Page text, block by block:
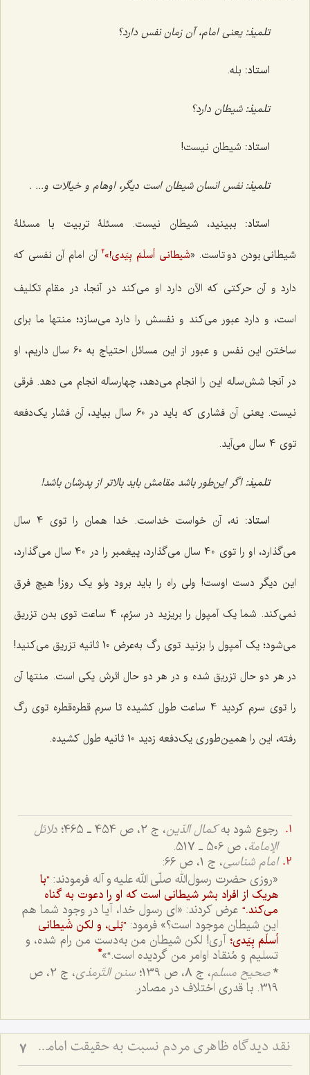
تلمیذ:یعنی امام، آن زمان نفس دارد؟
استاد: بله.
تلمیذ:شیطان دارد؟
استاد: شیطان نیست!
تلمیذ:نفس انسان شیطان است دیگر، اوهام و خیالات و... .
استاد: ببینید، شیطان نیست. مسئلۀ تربیت با مسئلۀ
شیطانی بودن دو تاست. «شَیطانی أسلَمَ بِیَدی!»2آن امام آن نفسی که
دارد و آن حرکتی که الآن دارد او می‌کند در آنجا، در مقام تکلیف
است، و دارد عبور می‌کند و نفسش را دارد می‌سازد؛ منتها ما برای
ساختن این نفس و عبور از این مسائل احتیاج به 60 سال داریم، او
در آنجا شش‌ساله این را انجام می‌دهد، چهارساله انجام می دهد. فرقی
نیست. یعنی آن فشاری که باید در 60 سال بیاید، آن فشار یک‌دفعه
توی 4 سال می‌آید.
تلمیذ:اگر این‌طور باشد مقامش باید بالاتر از پدرشان باشد!
استاد:
نه، آن خواست خداست. خدا همان را توی 4 سال
می‌گذارد، او را توی 40 سال می‌گذارد، پیغمبر را در 40 سال می‌گذارد،
این دیگر دست اوست! ولی راه را باید برود ولو یک روز! هیچ فرق
نمی‌کند. شما یک آمپول را بریزید در سرُم، 4 ساعت توی بدن تزریق
می‌شود؛ یک آمپول را بزنید توی رگ به‌عرض 10 ثانیه تزریق می‌کنید!
در هر دو حال تزریق شده و در هر دو حال اثرش یکی است. منتها آن
را توی سرم کردید 4 ساعت طول کشیده تا سرم قطره‌قطره توی رگ
رفته، این را همین‌طوری یک‌دفعه زدید 10 ثانیه طول کشیده.
رجوع شود بهکمال الدّین، ج 2، ص 454 ـ 465؛
دلائل
الإمامة، ص 506 ـ 517.
امام شناسی، ج 1، ص 66:
«روزی حضرت رسول‌الله صلّی الله علیه و آله فرمودند:”با
هریک از افراد بشر شیطانی است که او را دعوت به گناه
می‌کند.“ عرض کردند: «ای رسول خدا، آیا در وجود شما هم
این شیطان موجود است؟» فرمود:”بَلی، و لکن شَیطانی
أسلَمَ بِیَدی؛ آری! لکن شیطان من به‌دست من رام شده، و
تسلیم و مُنقاد اوامر من گردیده است.“»*
*صحیح مسلم، ج 8، ص 139؛ سنن التّرمذی
، ج 2، ص
319. با قدری اختلاف در مصادر.
نقد دیدگاه ظاهری مردم نسبت به حقیقت امامت و ولایت 7